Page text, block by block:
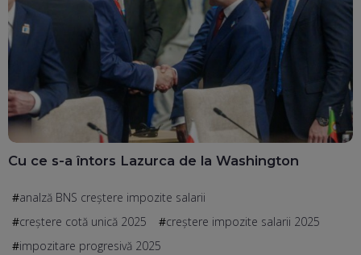
Cu ce s-a întors Lazurca de la Washington
analză BNS creștere impozite salarii
creștere cotă unică 2025
creștere impozite salarii 2025
impozitare progresivă 2025